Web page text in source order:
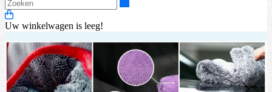
Uw winkelwagen is leeg!